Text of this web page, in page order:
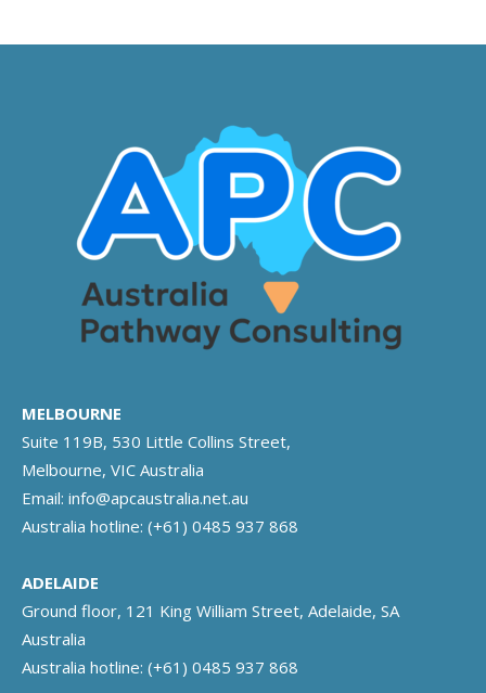
MELBOURNE
Suite 119B, 530 Little Collins Street,
Melbourne, VIC Australia
Email: info@apcaustralia.net.au
Australia hotline: (+61) 0485 937 868
ADELAIDE
Ground floor, 121 King William Street, Adelaide, SA
Australia
Australia hotline: (+61) 0485 937 868